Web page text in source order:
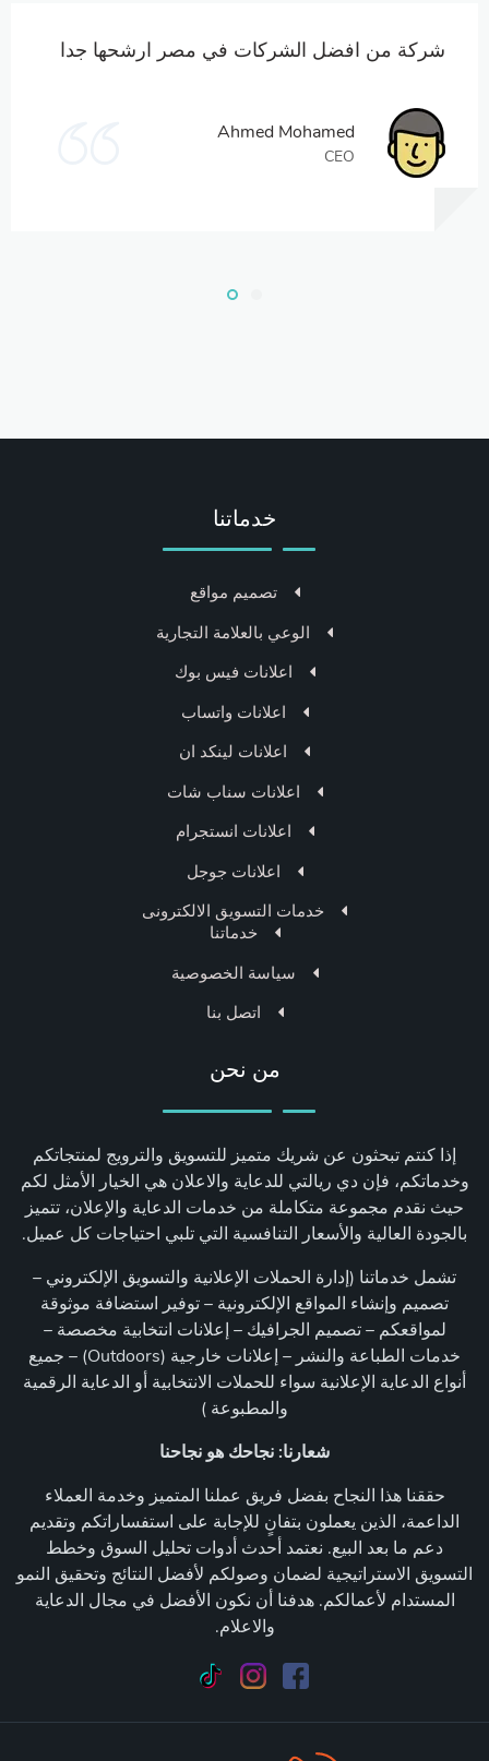
شركة من افضل الشركات في مصر ارشحها جدا
Ahmed Mohamed
CEO
من نحن
إذا كنتم تبحثون عن شريك متميز للتسويق والترويج لمنتجاتكم
وخدماتكم، فإن دي ريالتي للدعاية والاعلان هي الخيار الأمثل لكم
حيث نقدم مجموعة متكاملة من خدمات الدعاية والإعلان، تتميز
بالجودة العالية والأسعار التنافسية التي تلبي احتياجات كل عميل.
تشمل خدماتنا (إدارة الحملات الإعلانية والتسويق الإلكتروني –
تصميم وإنشاء المواقع الإلكترونية – توفير استضافة موثوقة
لمواقعكم – تصميم الجرافيك – إعلانات انتخابية مخصصة –
خدمات الطباعة والنشر – إعلانات خارجية (Outdoors) – جميع
أنواع الدعاية الإعلانية سواء للحملات الانتخابية أو الدعاية الرقمية
والمطبوعة )
شعارنا: نجاحك هو نجاحنا
حققنا هذا النجاح بفضل فريق عملنا المتميز وخدمة العملاء
الداعمة، الذين يعملون بتفانٍ للإجابة على استفساراتكم وتقديم
دعم ما بعد البيع. نعتمد أحدث أدوات تحليل السوق وخطط
التسويق الاستراتيجية لضمان وصولكم لأفضل النتائج وتحقيق النمو
المستدام لأعمالكم. هدفنا أن نكون الأفضل في مجال الدعاية
والاعلام.
خدماتنا
تصميم مواقع
الوعي بالعلامة التجارية
اعلانات فيس بوك
اعلانات واتساب
اعلانات لينكد ان
اعلانات سناب شات
اعلانات انستجرام
اعلانات جوجل
خدمات التسويق الالكترونى
خدماتنا
سياسة الخصوصية
اتصل بنا